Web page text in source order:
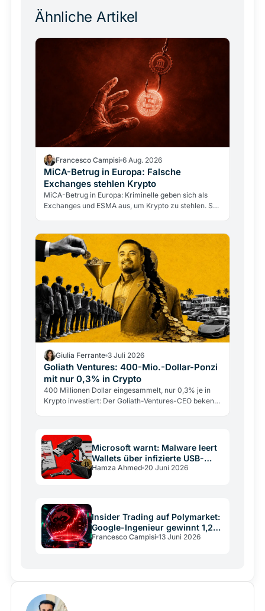
Ähnliche Artikel
Francesco Campisi 6 Aug. 2026
MiCA-Betrug in Europa: Falsche
Exchanges stehlen Krypto
MiCA-Betrug in Europa: Kriminelle geben sich als
Exchanges und ESMA aus, um Krypto zu stehlen. So
Giulia Ferrante 3 Juli 2026
Goliath Ventures: 400-Mio.-Dollar-Ponzi
mit nur 0,3% in Crypto
400 Millionen Dollar eingesammelt, nur 0,3% je in
Krypto investiert: Der Goliath-Ventures-CEO bekennt
Microsoft warnt: Malware leert
Wallets über infizierte USB-
Sticks
Hamza Ahmed 20 Juni 2026
Insider Trading auf Polymarket:
Google-Ingenieur gewinnt 1,2
Mio. Dollar
Francesco Campisi 13 Juni 2026